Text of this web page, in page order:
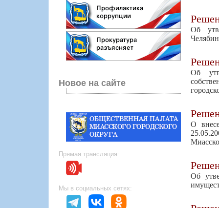
Новое на сайте
Прямая трансляция:
Мы в социальных сетях:
Об
Об
О
Об